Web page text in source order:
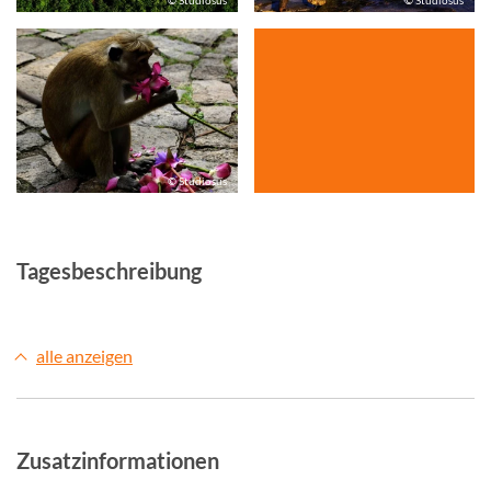
© Studiosus
Tagesbeschreibung
alle anzeigen
Zusatzinformationen